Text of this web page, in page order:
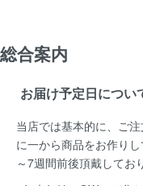
総合案内
お届け予定日につい
当店では基本的に、ご
に一から商品をお作り
～7週間前後頂戴してお